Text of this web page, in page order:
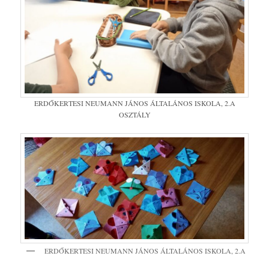
ERDŐKERTESI NEUMANN JÁNOS ÁLTALÁNOS ISKOLA, 2.A
OSZTÁLY
ERDŐKERTESI NEUMANN JÁNOS ÁLTALÁNOS ISKOLA, 2.A